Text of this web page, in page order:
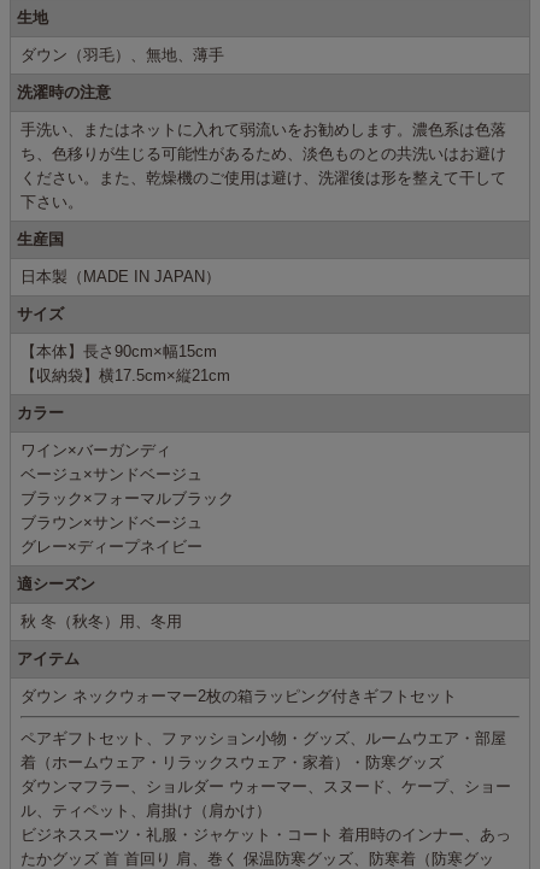
生地
ダウン（羽毛）、無地、薄手
洗濯時の注意
手洗い、またはネットに入れて弱流いをお勧めします。濃色系は色落
ち、色移りが生じる可能性があるため、淡色ものとの共洗いはお避け
ください。また、乾燥機のご使用は避け、洗濯後は形を整えて干して
下さい。
生産国
日本製（MADE IN JAPAN）
サイズ
【本体】長さ90cm×幅15cm
【収納袋】横17.5cm×縦21cm
カラー
ワイン×バーガンディ
ベージュ×サンドベージュ
ブラック×フォーマルブラック
ブラウン×サンドベージュ
グレー×ディープネイビー
適シーズン
秋 冬（秋冬）用、冬用
アイテム
ダウン ネックウォーマー2枚の箱ラッピング付きギフトセット
ペアギフトセット、ファッション小物・グッズ、ルームウエア・部屋
着（ホームウェア・リラックスウェア・家着）・防寒グッズ
ダウンマフラー、ショルダー ウォーマー、スヌード、ケープ、ショー
ル、ティペット、肩掛け（肩かけ）
ビジネススーツ・礼服・ジャケット・コート 着用時のインナー、あっ
たかグッズ 首 首回り 肩、巻く 保温防寒グッズ、防寒着（防寒グッ